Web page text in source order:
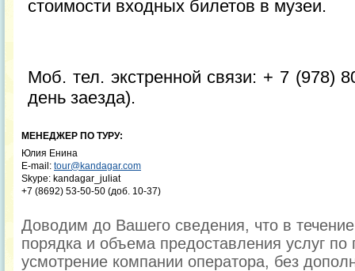
стоимости входных билетов в музеи.
Моб. тел. экстренной связи: + 7 (978)
день заезда).
МЕНЕДЖЕР ПО ТУРУ:
Юлия Енина
E-mail: tour@kandagar.com
Skype: kandagar_juliat
+7 (8692) 53-50-50 (доб. 10-37)
Доводим до Вашего сведения, что в
порядка и объема предоставления услуг по
усмотрение компании оператора, без